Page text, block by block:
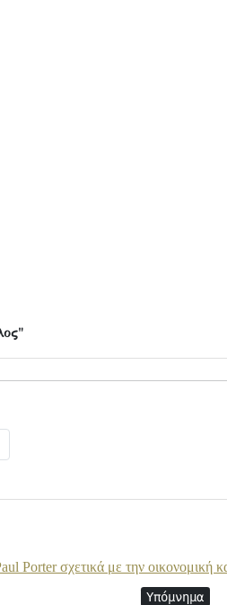
Porter σχετικά με την οικονομική
Υπόμνημα